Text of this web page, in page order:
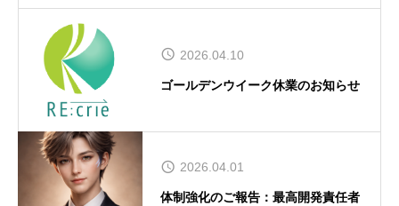
2026.04.10
ゴールデンウイーク休業のお知らせ
2026.04.01
体制強化のご報告：最高開発責任者